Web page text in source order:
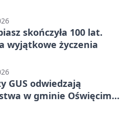
skończyła 100 lat.
wyjątkowe życzenia
GUS odwiedzają
w gminie Oświęcim.